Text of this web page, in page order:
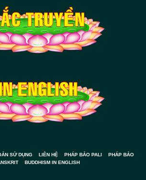
SỬ DỤNG LIÊN HỆ PHÁP BẢO PALI
PHÁP BẢO
BUDDHISM IN ENGLISH